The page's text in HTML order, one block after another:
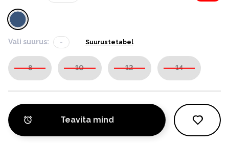
Vali suurus: - Suurustetabel
8 10 12 14
Teavita mind